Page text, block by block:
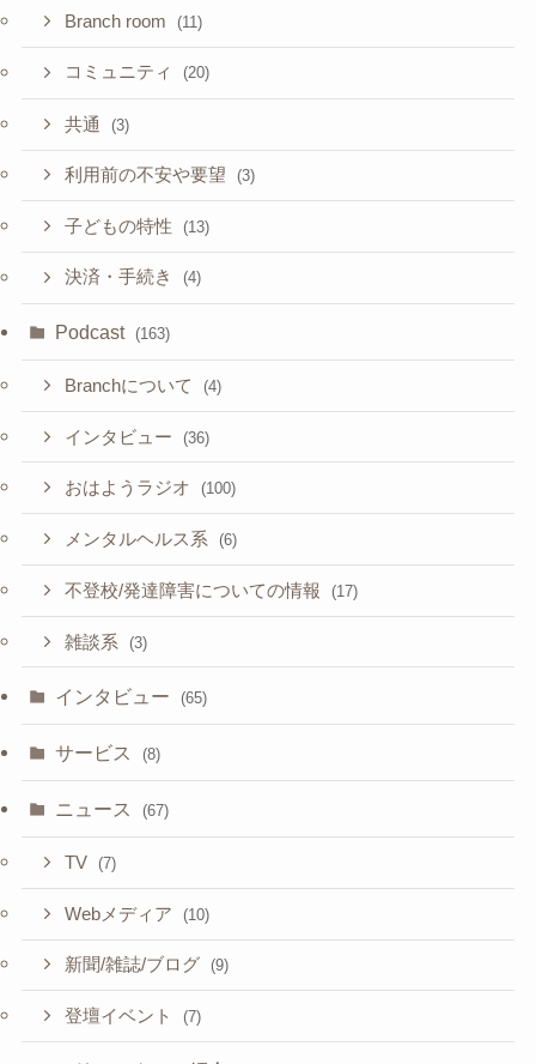
Branch room (11)
コミュニティ (20)
共通 (3)
利用前の不安や要望 (3)
子どもの特性 (13)
決済・手続き (4)
Podcast (163)
Branchについて (4)
インタビュー (36)
おはようラジオ (100)
メンタルヘルス系 (6)
不登校/発達障害についての情報 (17)
雑談系 (3)
インタビュー (65)
サービス (8)
ニュース (67)
TV (7)
Webメディア (10)
新聞/雑誌/ブログ (9)
登壇イベント (7)